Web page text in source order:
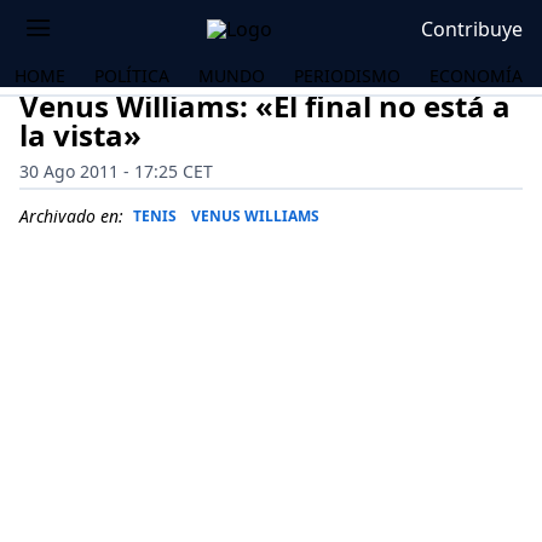
Contribuye
HOME POLÍTICA MUNDO PERIODISMO ECONOMÍA
Venus Williams: «El final no está a
la vista»
30 Ago 2011 - 17:25 CET
Archivado en: TENIS VENUS WILLIAMS